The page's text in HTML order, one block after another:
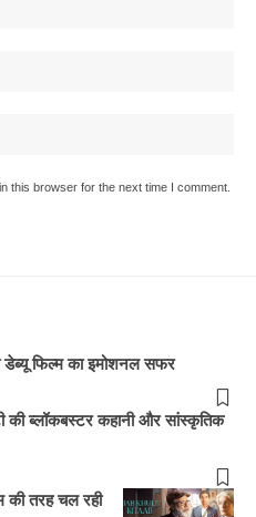
this browser for the next time I comment.
डेब्यू फिल्म का इमोशनल सफर
ब्लॉकबस्टर कहानी और सांस्कृतिक
की तरह चल रही